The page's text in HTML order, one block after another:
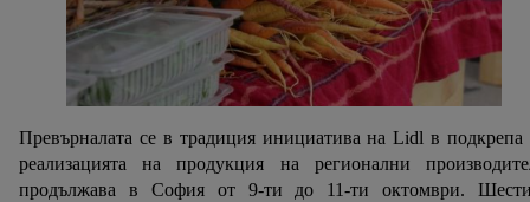
Превърналата се в традиция инициатива на Lidl в подкрепа
реализацията на продукция на регионални
продължава в София от 9-ти до 11-ти октомври.